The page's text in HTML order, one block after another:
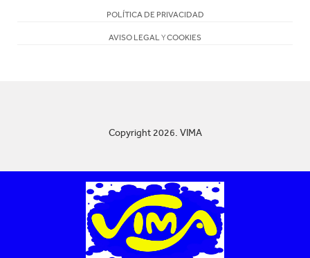
POLÍTICA DE PRIVACIDAD
AVISO LEGALYCOOKIES
Copyright 2026. VIMA